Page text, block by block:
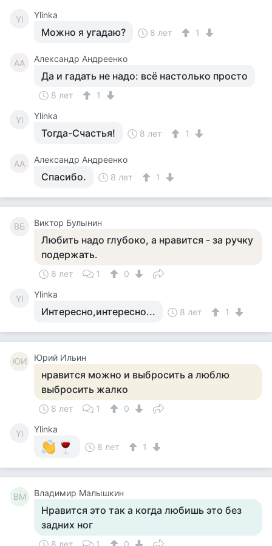
Yl Ylinka
Можно я угадаю? 8 лет 1
АА Александр Андреенко
Да и гадать не надо: всё настолько просто
8 лет 1
Yl Ylinka
Тогда-Счастья! 8 лет 1
АА Александр Андреенко
Спасибо. 8 лет 1
ВБ Виктор Булынин
Любить надо глубоко, а нравится - за ручку
подержать.
8 лет 1 0
Yl Ylinka
Интересно,интересно... 8 лет 1
ЮИ Юрий Ильин
нравится можно и выбросить а люблю
выбросить жалко
8 лет 1 0
Yl
Ylinka
8 лет
1
ВМ Владимир Малышкин
Нравится это так а когда любишь это без
задних ног
8 лет 1 0